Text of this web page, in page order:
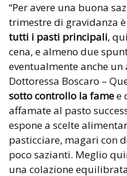
“Per avere una buona
trimestre di gravidanza
tutti i pasti principali,
cena, e almeno due
eventualmente anche
Dottoressa Boscaro –
sotto controllo la famee
affamate al pasto
espone a scelte
pasticciare, magari con
poco sazianti. Meglio
una colazione